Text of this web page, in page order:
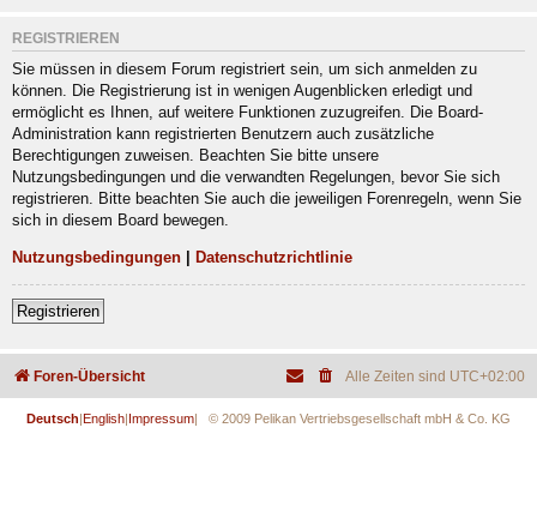
REGISTRIEREN
Sie müssen in diesem Forum registriert sein, um sich anmelden zu
können. Die Registrierung ist in wenigen Augenblicken erledigt und
ermöglicht es Ihnen, auf weitere Funktionen zuzugreifen. Die Board-
Administration kann registrierten Benutzern auch zusätzliche
Berechtigungen zuweisen. Beachten Sie bitte unsere
Nutzungsbedingungen und die verwandten Regelungen, bevor Sie sich
registrieren. Bitte beachten Sie auch die jeweiligen Forenregeln, wenn Sie
sich in diesem Board bewegen.
Nutzungsbedingungen Datenschutzrichtlinie
Registrieren
Foren-Übersicht Alle Zeiten sind UTC+02:00
Deutsch English Impressum | © 2009 Pelikan Vertriebsgesellschaft mbH & Co. KG